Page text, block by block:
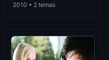
2010 • 2 temas